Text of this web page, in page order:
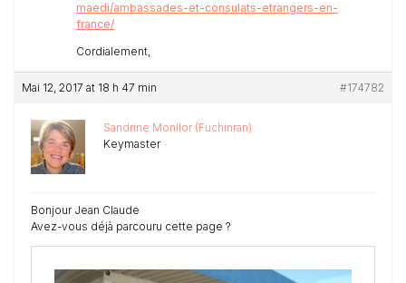
maedi/ambassades-et-consulats-etrangers-en-
france/
Cordialement,
Mai 12, 2017 at 18 h 47 min #174782
Sandrine Monllor (Fuchinran)
Keymaster
Bonjour Jean Claude
Avez-vous déjà parcouru cette page ?